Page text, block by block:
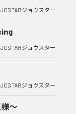
JOSTARジョウスター
JOSTARジョウスター
JOSTARジョウスター
〜